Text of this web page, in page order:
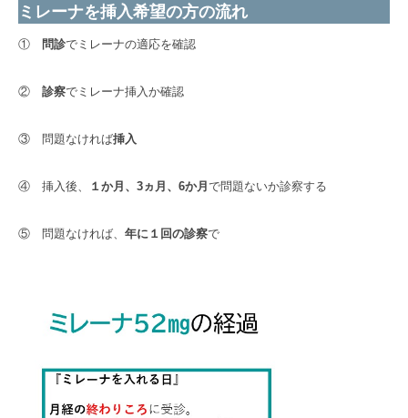
ミレーナを挿入希望の方の流れ
① 問診でミレーナの適応を確認
② 診察でミレーナ挿入か確認
③ 問題なければ挿入
④ 挿入後、 １か月、3ヵ月、6か月 で問題ないか診察する
⑤ 問題なければ、 年に１回の診察で